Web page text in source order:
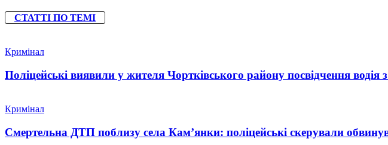
СТАТТІ ПО ТЕМІ
Кримінал
Поліцейські виявили у жителя Чортківського району посвідчення водія
Кримінал
Смертельна ДТП поблизу села Кам’янки: поліцейські скерували